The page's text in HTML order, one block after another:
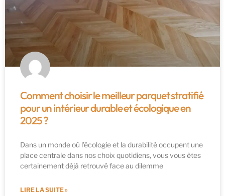
Comment choisir le meilleur parquet stratifié
pour un intérieur durable et écologique en
2025 ?
Dans un monde où l’écologie et la durabilité occupent une
place centrale dans nos choix quotidiens, vous vous êtes
certainement déjà retrouvé face au dilemme
LIRE LA SUITE »